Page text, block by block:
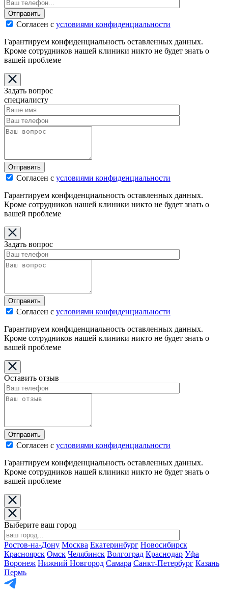
Отправить
Согласен с условиями конфиденциальности
Гарантируем конфиденциальность оставленных данных.
Кроме сотрудников нашей клиники никто не будет знать о
вашей проблеме
Задать вопрос
специалисту
Отправить
Согласен с условиями конфиденциальности
Гарантируем конфиденциальность оставленных данных.
Кроме сотрудников нашей клиники никто не будет знать о
вашей проблеме
Задать вопрос
Отправить
Согласен с условиями конфиденциальности
Гарантируем конфиденциальность оставленных данных.
Кроме сотрудников нашей клиники никто не будет знать о
вашей проблеме
Оставить отзыв
Отправить
Согласен с условиями конфиденциальности
Гарантируем конфиденциальность оставленных данных.
Кроме сотрудников нашей клиники никто не будет знать о
вашей проблеме
Выберите ваш город
Ростов-на-Дону Москва Екатеринбург Новосибирск
Красноярск Омск Челябинск Волгоград Краснодар Уфа
Воронеж Нижний Новгород Самара Санкт-Петербург Казань
Пермь